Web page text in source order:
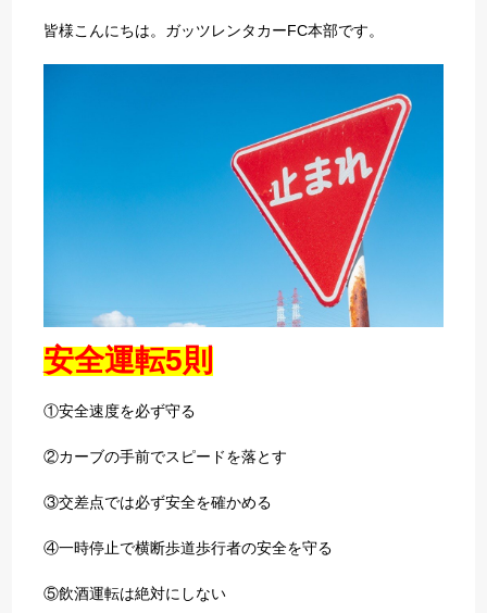
皆様こんにちは。ガッツレンタカーFC本部です。
安全運転5則
①安全速度を必ず守る
②カーブの手前でスピードを落とす
③交差点では必ず安全を確かめる
④一時停止で横断歩道歩行者の安全を守る
⑤飲酒運転は絶対にしない